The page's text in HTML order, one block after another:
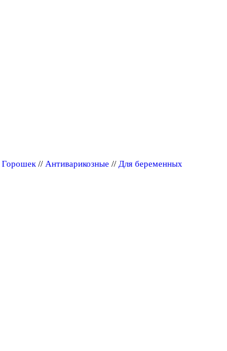
Горошек // Антиварикозные // Для беременных